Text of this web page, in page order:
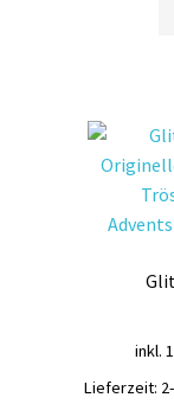
inkl.
Lieferzeit: